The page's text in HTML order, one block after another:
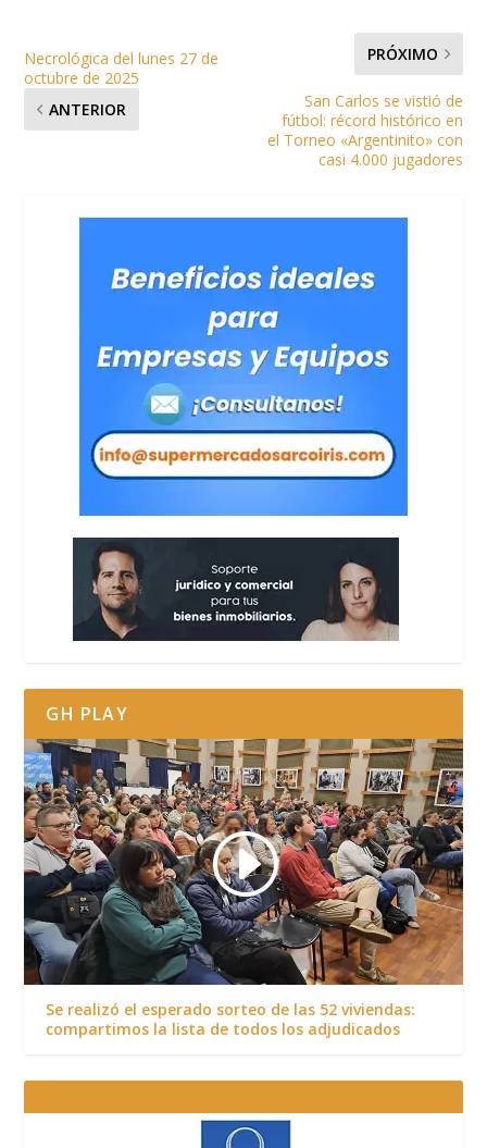
Necrológica del lunes 27 de
octubre de 2025
ANTERIOR
PRÓXIMO
San Carlos se vistió de
fútbol: récord histórico en
el Torneo «Argentinito» con
casi 4.000 jugadores
GH PLAY
Se realizó el esperado sorteo de las 52 viviendas:
compartimos la lista de todos los adjudicados